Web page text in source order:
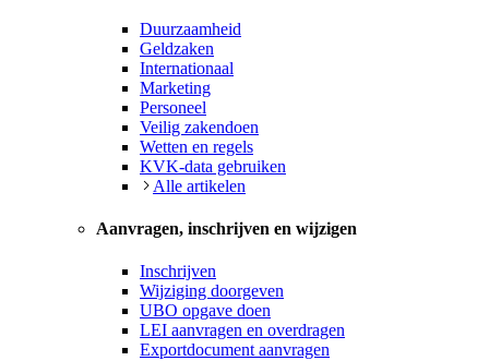
Duurzaamheid
Geldzaken
Internationaal
Marketing
Personeel
Veilig zakendoen
Wetten en regels
KVK-data gebruiken
Alle artikelen
Aanvragen, inschrijven en wijzigen
Inschrijven
Wijziging doorgeven
UBO opgave doen
LEI aanvragen en overdragen
Exportdocument aanvragen